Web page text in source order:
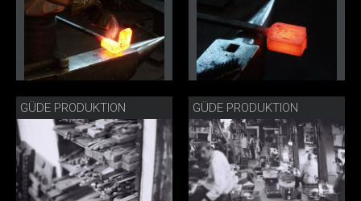
GÜDE PRODUKTION GÜDE PRODUKTION